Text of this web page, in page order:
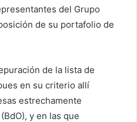
del Grupo
de su portafolio de
de la lista de
en su criterio allí
estrechamente
y en las que